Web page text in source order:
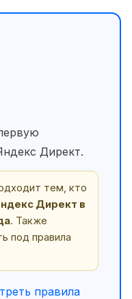
Директ.
тем, кто
Директ в
. Также
под правила
правила